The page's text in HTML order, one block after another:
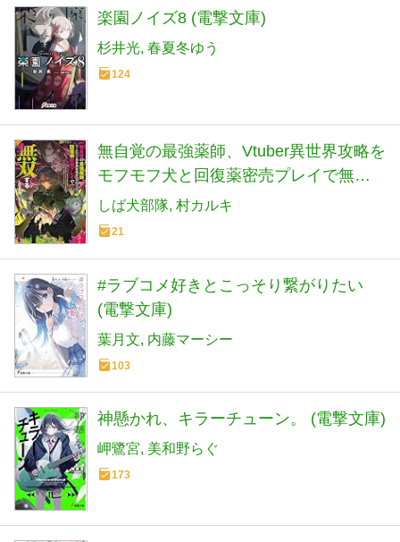
楽園ノイズ8 (電撃文庫)
杉井光 春夏冬ゆう
124
無自覚の最強薬師、Vtuber異世界攻略を
モフモフ犬と回復薬密売プレイで無双
する (電撃の新文芸)
しば犬部隊 村カルキ
21
#ラブコメ好きとこっそり繋がりたい
(電撃文庫)
葉月文 内藤マーシー
103
神懸かれ、キラーチューン。 (電撃文庫)
岬鷺宮 美和野らぐ
173